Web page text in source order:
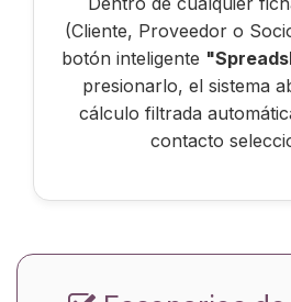
(Cliente, Proveedor o
botón inteligente
presionarlo, el sistema
cálculo filtrada
contacto